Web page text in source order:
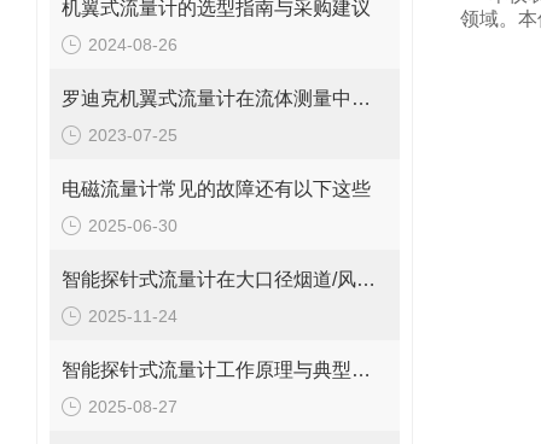
机翼式流量计的选型指南与采购建议
2024-08-26
罗迪克机翼式流量计在流体测量中的重要性
2023-07-25
电磁流量计常见的故障还有以下这些
2025-06-30
智能探针式流量计在大口径烟道/风管气体流量监测中的应用
2025-11-24
智能探针式流量计工作原理与典型应用
2025-08-27
领域。 本